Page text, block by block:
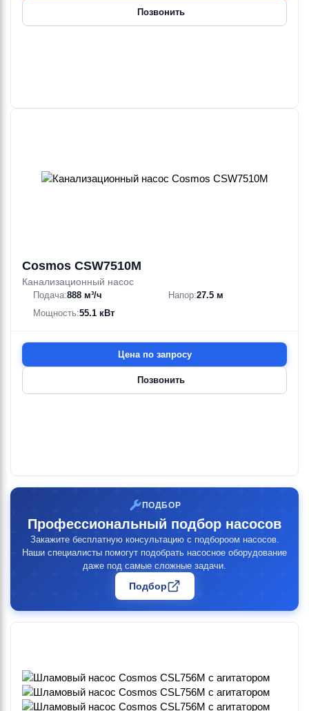
Позвонить
Cosmos CSW7510M
Канализационный насос
Подача:888 м³/ч Напор:27.5 м
Мощность:55.1 кВт
Цена по запросу
Позвонить
ПОДБОР
Профессиональный подбор насосов
Закажите бесплатную консультацию с подбороом насосов.
Наши специалисты помогут подобрать насосное оборудование
даже под самые сложные задачи.
Подбор